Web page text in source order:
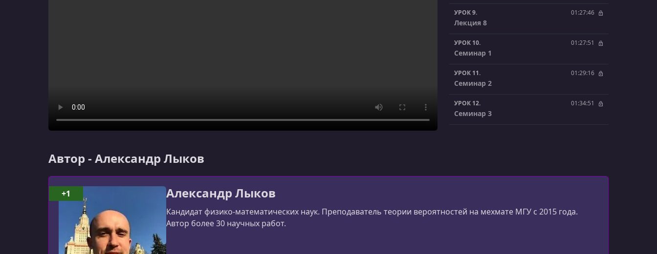
УРОК 9. 01:27:46
Лекция 8
УРОК 10. 01:27:51
Семинар 1
УРОК 11. 01:29:16
Семинар 2
УРОК 12. 01:34:51
Семинар 3
Семинар 5
Автор - Александр Лыков
Александр Лыков
Кандидат физико-математических наук. Преподаватель теории вероятностей на мехмате МГУ с 2015 года.
Автор более 30 научных работ.
+1